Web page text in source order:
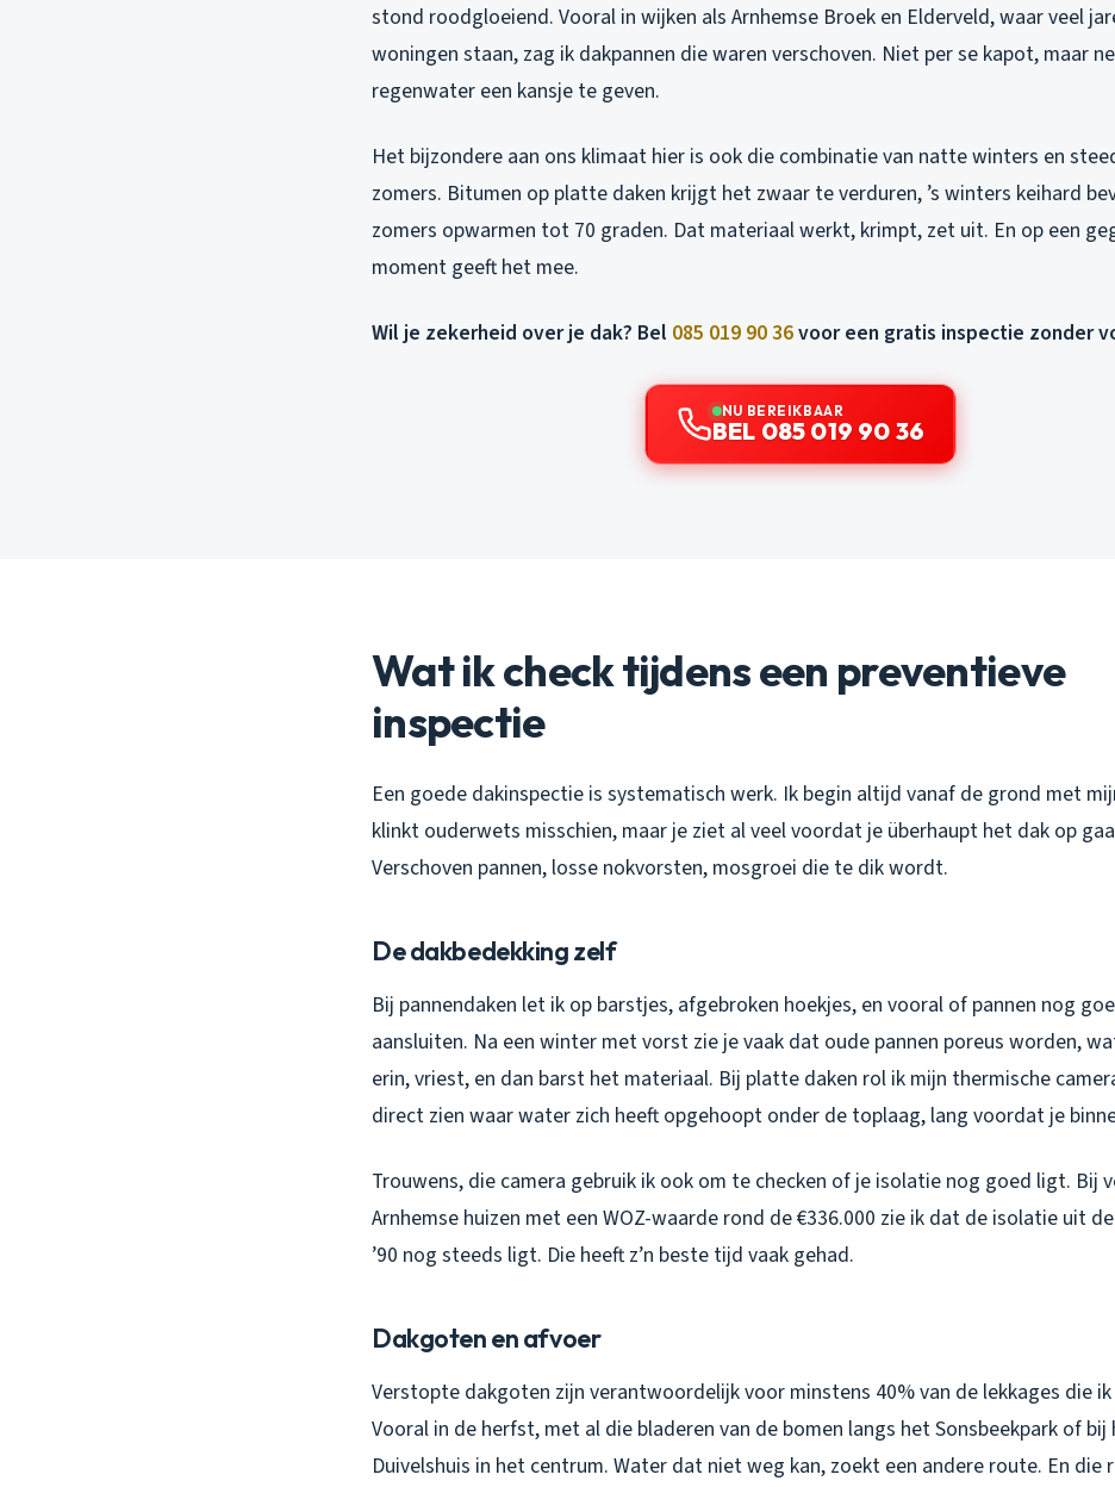
stond roodgloeiend. Vooral in wijken als Arnhemse Broek en Elderveld, waar veel
woningen staan, zag ik dakpannen die waren verschoven. Niet per se kapot, maar
regenwater een kansje te geven.
Het bijzondere aan ons klimaat hier is ook die combinatie van natte winters en
zomers. Bitumen op platte daken krijgt het zwaar te verduren, ’s winters keihard
zomers opwarmen tot 70 graden. Dat materiaal werkt, krimpt, zet uit. En op een
moment geeft het mee.
Wil je zekerheid over je dak? Bel 085 019 90 36voor een gratis inspectie zonder
NU BEREIKBAAR
BEL 085 019 90 36
Wat ik check tijdens een preventieve
inspectie
Een goede dakinspectie is systematisch werk. Ik begin altijd vanaf de grond met
klinkt ouderwets misschien, maar je ziet al veel voordat je überhaupt het dak op
Verschoven pannen, losse nokvorsten, mosgroei die te dik wordt.
De dakbedekking zelf
Bij pannendaken let ik op barstjes, afgebroken hoekjes, en vooral of pannen nog
aansluiten. Na een winter met vorst zie je vaak dat oude pannen poreus worden,
erin, vriest, en dan barst het materiaal. Bij platte daken rol ik mijn thermische
direct zien waar water zich heeft opgehoopt onder de toplaag, lang voordat je
Trouwens, die camera gebruik ik ook om te checken of je isolatie nog goed ligt. Bij
Arnhemse huizen met een WOZ-waarde rond de €336.000 zie ik dat de isolatie uit
’90 nog steeds ligt. Die heeft z’n beste tijd vaak gehad.
Dakgoten en afvoer
Verstopte dakgoten zijn verantwoordelijk voor minstens 40% van de lekkages die
Vooral in de herfst, met al die bladeren van de bomen langs het Sonsbeekpark of bij
Duivelshuis in het centrum. Water dat niet weg kan, zoekt een andere route. En die